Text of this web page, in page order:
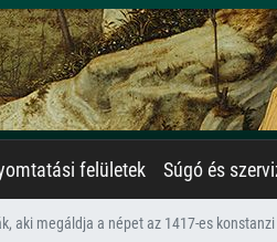
felületek Súgó és
aki megáldja a népet az 1417-es